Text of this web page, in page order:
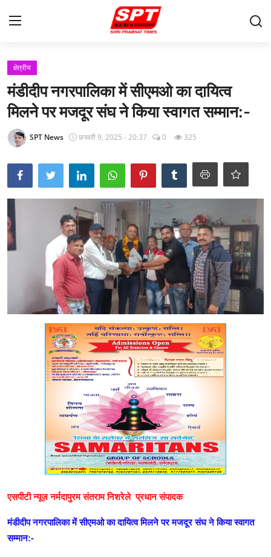
मुखपृष्ठ
About-Us
क्षेत्रीय
Gallery
विदेश
शिक्षा जगत
क्षेत्रीय
मंडीदीप नगरपालिका में सीएमओ का दायित्व
मिलने पर मजदूर संघ ने किया स्वागत सम्मान:-
SPT News फ़रवरी 9, 2025 - 20:37 0 325
एसपीटी न्यूज़ नर्मदापुरम संतराम निशरेले प्रधान संपादक
मंडीदीप नगरपालिका में सीएमओ का दायित्व मिलने पर मजदूर संघ ने किया स्वागत
सम्मान:-